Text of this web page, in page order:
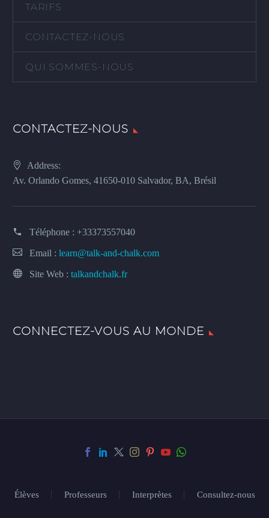
TARIFS
CONTACTEZ-NOUS
QUI SOMMES-NOUS
CONTACTEZ-NOUS
Address:
Av. Orlando Gomes, 41650-010 Salvador, BA, Brésil
Téléphone : +33373557040
Email : learn@talk-and-chalk.com
Site Web : talkandchalk.fr
CONNECTEZ-VOUS AU MONDE
Élèves Professeurs Interprètes Consultez-nous